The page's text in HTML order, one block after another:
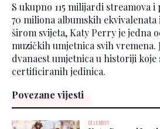
S ukupno 115 milijardi streamova
70 miliona albumskih ekvivalenata
širom svijeta, Katy Perry je jedna
muzičkih umjetnica svih vremena.
dvanaest umjetnica u historiji koje
certificiranih jedinica.
Povezane vijesti
CELEBRITY